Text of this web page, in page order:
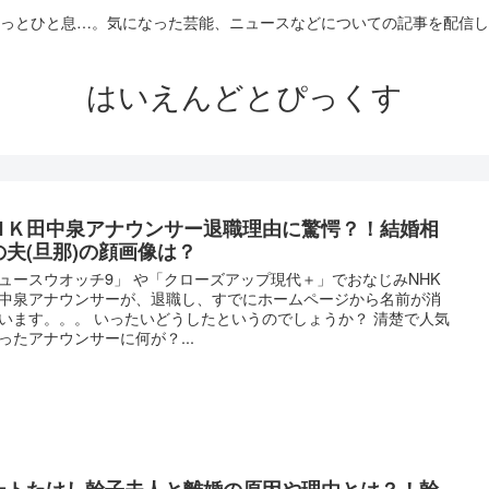
とひと息…。気になった芸能、ニュースなどについての記事を配信
はいえんどとぴっくす
Ｋ田中泉アナウンサー退職理由に驚愕？！結婚相
夫(旦那)の顔画像は？
ースウオッチ9」 や「クローズアップ現代＋」でおなじみNHK
泉アナウンサーが、退職し、すでにホームページから名前が消
ます。。。 いったいどうしたというのでしょうか？ 清楚で人気
たアナウンサーに何が？...